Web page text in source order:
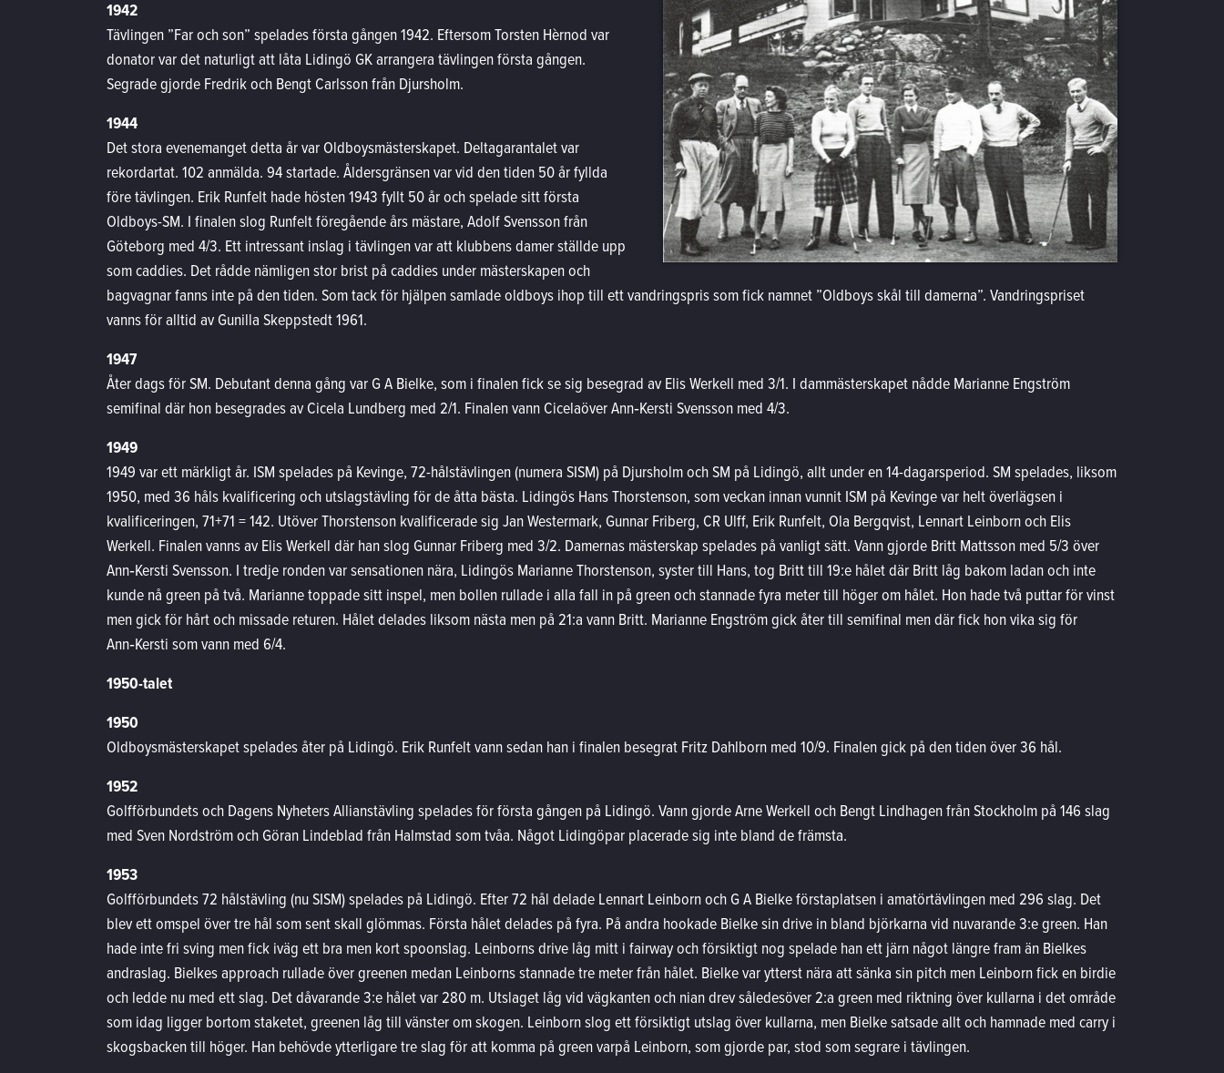
1942
Tävlingen ”Far och son” spelades första gången 1942. Eftersom Torsten Hèrnod var
donator var det naturligt att låta Lidingö GK arrangera tävlingen första gången.
Segrade gjorde Fredrik och Bengt Carlsson från Djursholm.
1944
Det stora evenemanget detta år var Oldboysmästerskapet. Deltagarantalet var
rekordartat. 102 anmälda. 94 startade. Åldersgränsen var vid den tiden 50 år fyllda
före tävlingen. Erik Runfelt hade hösten 1943 fyllt 50 år och spelade sitt första
Oldboys-SM. I finalen slog Runfelt föregående års mästare, Adolf Svensson från
Göteborg med 4/3. Ett intressant inslag i tävlingen var att klubbens damer ställde upp
som caddies. Det rådde nämligen stor brist på caddies under mästerskapen och
bagvagnar fanns inte på den tiden. Som tack för hjälpen samlade oldboys ihop till ett vandringspris som fick namnet ”Oldboys skål till damerna”. Vandringspriset
vanns för alltid av Gunilla Skeppstedt 1961.
1947
Åter dags för SM. Debutant denna gång var G A Bielke, som i finalen fick se sig besegrad av Elis Werkell med 3/1. I dammästerskapet nådde Marianne Engström
semifinal där hon besegrades av Cicela Lundberg med 2/1. Finalen vann Cicelaöver Ann‑Kersti Svensson med 4/3.
1949
1949 var ett märkligt år. ISM spelades på Kevinge, 72-hålstävlingen (numera SISM) på Djursholm och SM på Lidingö, allt under en 14-dagarsperiod. SM spelades, liksom
1950, med 36 håls kvalificering och utslagstävling för de åtta bästa. Lidingös Hans Thorstenson, som veckan innan vunnit ISM på Kevinge var helt överlägsen i
kvalificeringen, 71+71 = 142. Utöver Thorstenson kvalificerade sig Jan Westermark, Gunnar Friberg, CR Ulff, Erik Runfelt, Ola Bergqvist, Lennart Leinborn och Elis
Werkell. Finalen vanns av Elis Werkell där han slog Gunnar Friberg med 3/2. Damernas mästerskap spelades på vanligt sätt. Vann gjorde Britt Mattsson med 5/3 över
Ann‑Kersti Svensson. I tredje ronden var sensationen nära, Lidingös Marianne Thorstenson, syster till Hans, tog Britt till 19:e hålet där Britt låg bakom ladan och inte
kunde nå green på två. Marianne toppade sitt inspel, men bollen rullade i alla fall in på green och stannade fyra meter till höger om hålet. Hon hade två puttar för vinst
men gick för hårt och missade returen. Hålet delades liksom nästa men på 21:a vann Britt. Marianne Engström gick åter till semifinal men där fick hon vika sig för
Ann‑Kersti som vann med 6/4.
1950-talet
1950
Oldboysmästerskapet spelades åter på Lidingö. Erik Runfelt vann sedan han i finalen besegrat Fritz Dahlborn med 10/9. Finalen gick på den tiden över 36 hål.
1952
Golfförbundets och Dagens Nyheters Allianstävling spelades för första gången på Lidingö. Vann gjorde Arne Werkell och Bengt Lindhagen från Stockholm på 146 slag
med Sven Nordström och Göran Lindeblad från Halmstad som tvåa. Något Lidingöpar placerade sig inte bland de främsta.
1953
Golfförbundets 72 hålstävling (nu SISM) spelades på Lidingö. Efter 72 hål delade Lennart Leinborn och G A Bielke förstaplatsen i amatörtävlingen med 296 slag. Det
blev ett omspel över tre hål som sent skall glömmas. Första hålet delades på fyra. På andra hookade Bielke sin drive in bland björkarna vid nuvarande 3:e green. Han
hade inte fri sving men fick iväg ett bra men kort spoonslag. Leinborns drive låg mitt i fairway och försiktigt nog spelade han ett järn något längre fram än Bielkes
andraslag. Bielkes approach rullade över greenen medan Leinborns stannade tre meter från hålet. Bielke var ytterst nära att sänka sin pitch men Leinborn fick en birdie
och ledde nu med ett slag. Det dåvarande 3:e hålet var 280 m. Utslaget låg vid vägkanten och nian drev såledesöver 2:a green med riktning över kullarna i det område
som idag ligger bortom staketet, greenen låg till vänster om skogen. Leinborn slog ett försiktigt utslag över kullarna, men Bielke satsade allt och hamnade med carry i
skogsbacken till höger. Han behövde ytterligare tre slag för att komma på green varpå Leinborn, som gjorde par, stod som segrare i tävlingen.